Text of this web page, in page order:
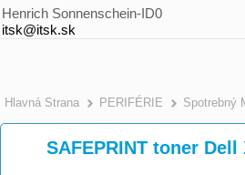
Henrich Sonnenschein-ID0
itsk@itsk.sk
Hlavná Strana PERIFÉRIE Spotrebný
SAFEPRINT toner